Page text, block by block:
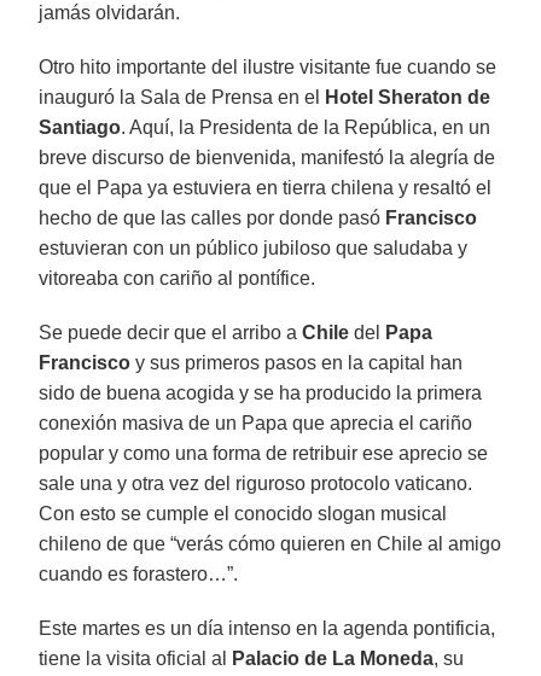
jamás olvidarán.
Otro hito importante del ilustre visitante fue cuando se
inauguró la Sala de Prensa en el
Hotel Sheraton de
Santiago. Aquí, la Presidenta de la República, en un
breve discurso de bienvenida, manifestó la alegría de
que el Papa ya estuviera en tierra chilena y resaltó el
hecho de que las calles por donde pasó Francisco
estuvieran con un público jubiloso que saludaba y
vitoreaba con cariño al pontífice.
Se puede decir que el arribo aChile del
Papa
Francisco y sus primeros pasos en la capital han
sido de buena acogida y se ha producido la primera
conexión masiva de un Papa que aprecia el cariño
popular y como una forma de retribuir ese aprecio se
sale una y otra vez del riguroso protocolo vaticano.
Con esto se cumple el conocido slogan musical
chileno de que “verás cómo quieren en Chile al amigo
cuando es forastero…”.
Este martes es un día intenso en la agenda pontificia,
tiene la visita oficial al
Palacio de La Moneda, su